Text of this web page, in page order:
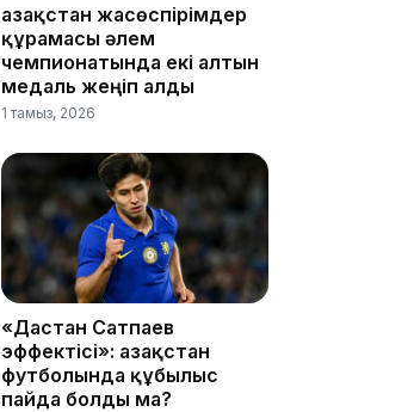
Қазақстан жасөспірімдер
құрамасы әлем
чемпионатында екі алтын
медаль жеңіп алды
1 тамыз, 2026
«Дастан Сатпаев
эффектісі»: Қазақстан
футболында құбылыс
пайда болды ма?